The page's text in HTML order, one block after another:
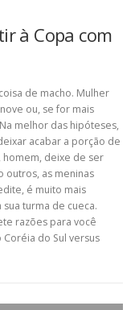
à Copa com
de macho. Mulher
ou, se for mais
melhor das hipóteses,
acabar a porção de
homem, deixe de ser
outros, as meninas
é muito mais
turma de cueca.
razões para você
do Sul versus